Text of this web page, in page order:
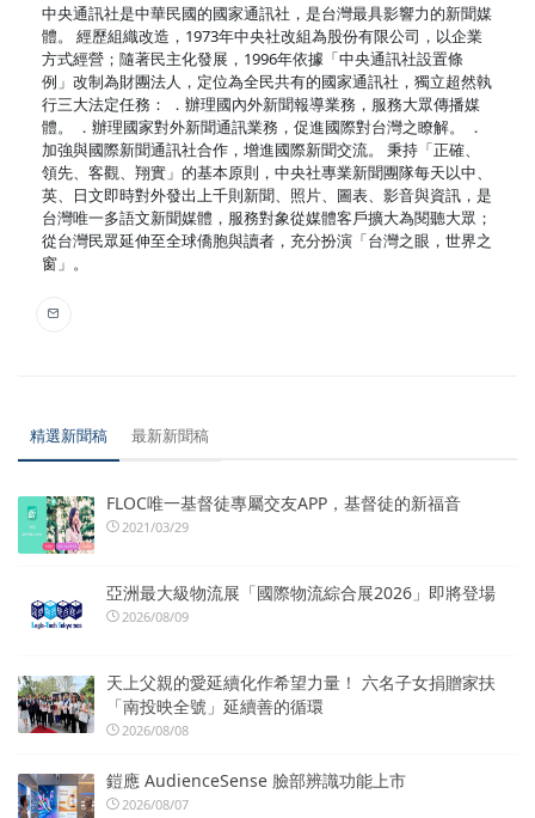
中央通訊社是中華民國的國家通訊社，是台灣最具影響力的新聞媒
體。 經歷組織改造，1973年中央社改組為股份有限公司，以企業
方式經營；隨著民主化發展，1996年依據「中央通訊社設置條
例」改制為財團法人，定位為全民共有的國家通訊社，獨立超然執
行三大法定任務： ．辦理國內外新聞報導業務，服務大眾傳播媒
體。 ．辦理國家對外新聞通訊業務，促進國際對台灣之瞭解。 ．
加強與國際新聞通訊社合作，增進國際新聞交流。 秉持「正確、
領先、客觀、翔實」的基本原則，中央社專業新聞團隊每天以中、
英、日文即時對外發出上千則新聞、照片、圖表、影音與資訊，是
台灣唯一多語文新聞媒體，服務對象從媒體客戶擴大為閱聽大眾；
從台灣民眾延伸至全球僑胞與讀者，充分扮演「台灣之眼，世界之
窗」。
精選新聞稿 最新新聞稿
FLOC唯一基督徒專屬交友APP，基督徒的新福音
2021/03/29
亞洲最大級物流展「國際物流綜合展2026」即將登場
2026/08/09
天上父親的愛延續化作希望力量！ 六名子女捐贈家扶
「南投映全號」延續善的循環
2026/08/08
鎧應 AudienceSense 臉部辨識功能上市
2026/08/07